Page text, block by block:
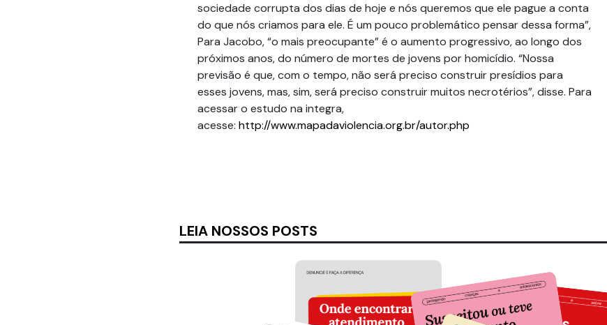
sociedade corrupta dos dias de hoje e nós queremos que ele pague a conta
do que nós criamos para ele. É um pouco problemático pensar dessa forma”,
Para Jacobo, “o mais preocupante” é o aumento progressivo, ao longo dos
próximos anos, do número de mortes de jovens por homicídio. “Nossa
previsão é que, com o tempo, não será preciso construir presídios para
esses jovens, mas, sim, será preciso construir muitos necrotérios”, disse. Para
acessar o estudo na integra,
acesse: http://www.mapadaviolencia.org.br/autor.php
LEIA NOSSOS POSTS